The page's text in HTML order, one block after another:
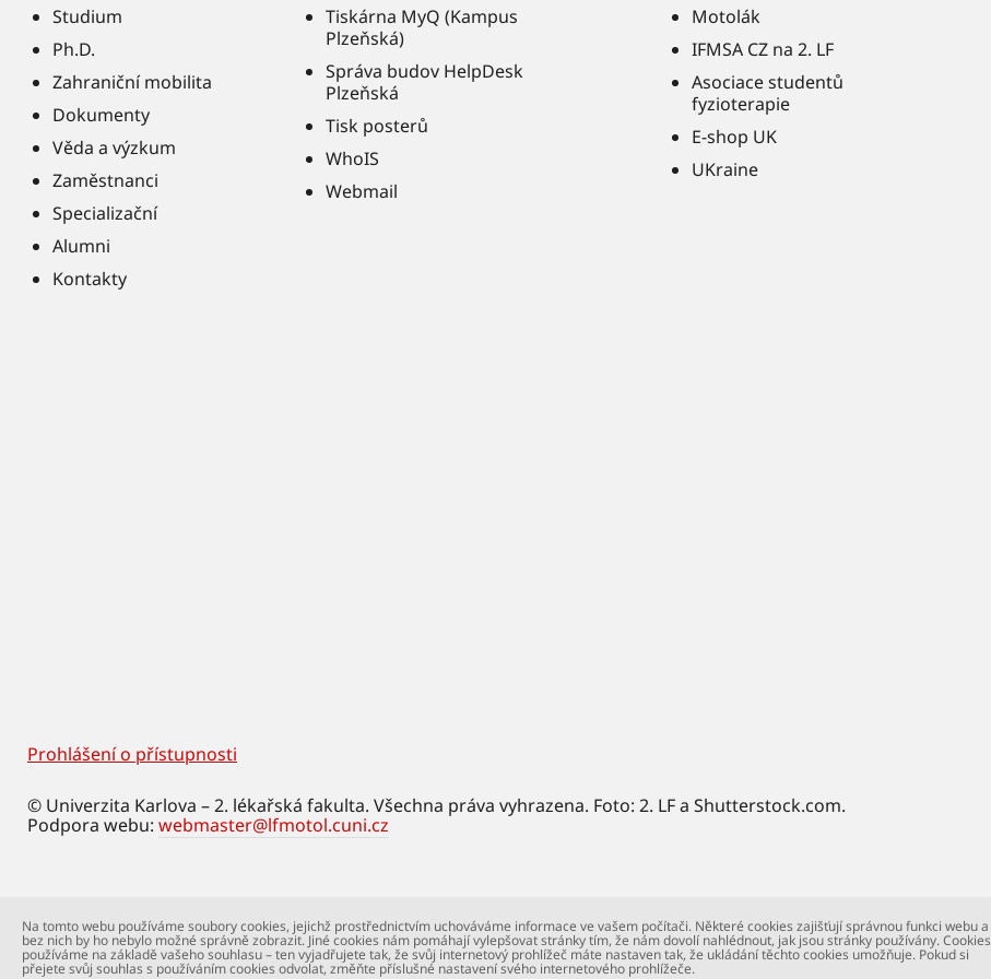
Studium
Ph.D.
Zahraniční mobilita
Dokumenty
Věda a výzkum
Zaměstnanci
Specializační
Alumni
Kontakty
Tiskárna MyQ (Kampus
Plzeňská)
Správa budov HelpDesk
Plzeňská
Tisk posterů
WhoIS
Webmail
Motolák
IFMSA CZ na 2. LF
Asociace studentů
fyzioterapie
E-shop UK
UKraine
Footer
Prohlášení o přístupnosti
© Univerzita Karlova – 2. lékařská fakulta. Všechna práva vyhrazena. Foto: 2. LF a Shutterstock.com.
Podpora webu: webmaster@lfmotol.cuni.cz
Na tomto webu používáme soubory cookies, jejichž prostřednictvím uchováváme informace ve vašem počítači. Některé cookies zajišťují správnou funkci webu a
bez nich by ho nebylo možné správně zobrazit. Jiné cookies nám pomáhají vylepšovat stránky tím, že nám dovolí nahlédnout, jak jsou stránky používány. Cookies
používáme na základě vašeho souhlasu – ten vyjadřujete tak, že svůj internetový prohlížeč máte nastaven tak, že ukládání těchto cookies umožňuje. Pokud si
přejete svůj souhlas s používáním cookies odvolat, změňte příslušné nastavení svého internetového prohlížeče.